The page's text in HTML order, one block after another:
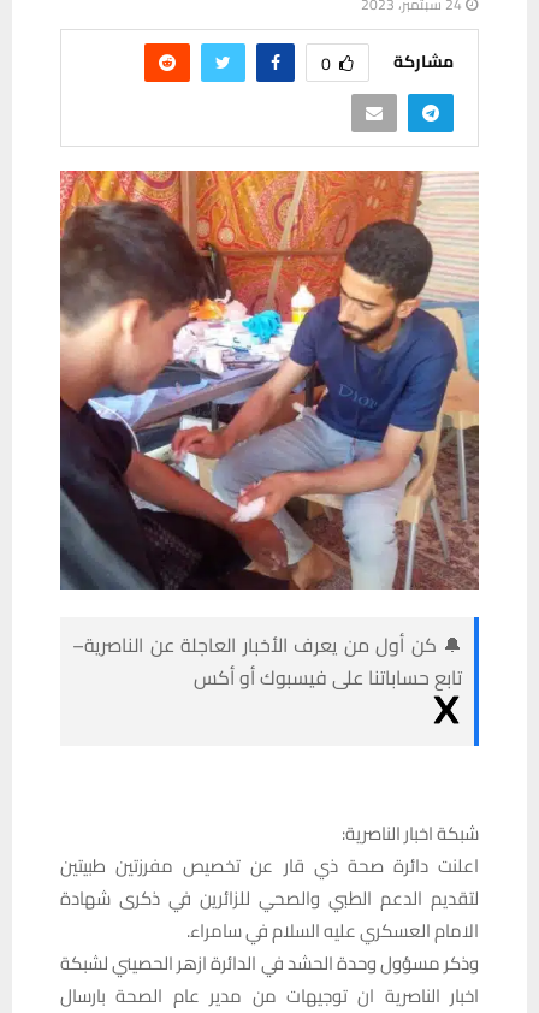
مشاركة 0
🔔 كن أول من يعرف الأخبار العاجلة عن الناصرية–
تابع حساباتنا على فيسبوك أو أكس
شبكة اخبار الناصرية:
اعلنت دائرة صحة ذي قار عن تخصيص مفرزتين طبيتين
لتقديم الدعم الطبي والصحي للزائرين في ذكرى شهادة
الامام العسكري عليه السلام في سامراء.
وذكر مسؤول وحدة الحشد في الدائرة ازهر الحصيني لشبكة
اخبار الناصرية ان توجيهات من مدير عام الصحة بارسال